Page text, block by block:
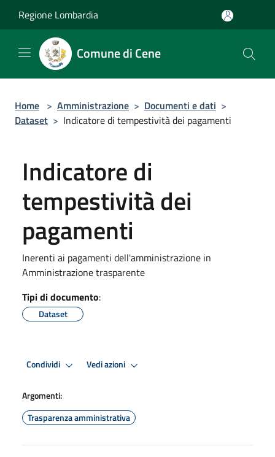
Regione Lombardia
Comune di Cene
Home > Amministrazione > Documenti e dati >
Dataset > Indicatore di tempestività dei pagamenti
Indicatore di
tempestività dei
pagamenti
Inerenti ai pagamenti dell'amministrazione in
Amministrazione trasparente
Tipi di documento:
Dataset
Condividi Vedi azioni
Argomenti:
Trasparenza amministrativa